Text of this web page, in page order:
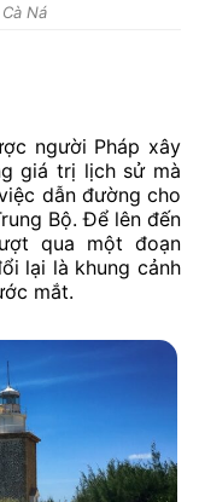
Ná
người Pháp xây
giá trị lịch sử mà
dẫn đường cho
Bộ. Để lên đến
qua một đoạn
lại là khung cảnh
mắt.